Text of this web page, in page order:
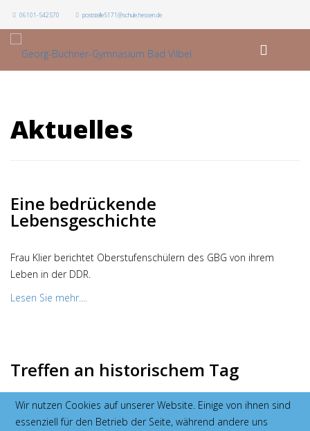
06101-542570 poststelle5171@schule.hessen.de
Aktuelles
Eine bedrückende
Lebensgeschichte
Frau Klier berichtet Oberstufenschülern des GBG von ihrem
Leben in der DDR.
Lesen Sie mehr....
Treffen an historischem Tag
Bürgermeister Dr. Thomas Stöhr empfängt Schüler aus Bad
Vilbel und Moulins.
Wir nutzen Cookies auf unserer Website. Einige von ihnen sind
essenziell für den Betrieb der Seite, während andere uns